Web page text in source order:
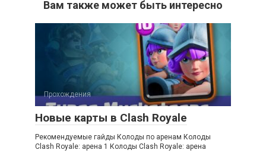
Вам также может быть интересно
Прохождения
Новые карты в Clash Royale
Рекомендуемые гайды Колоды по аренам Колоды
Clash Royale: арена 1 Колоды Clash Royale: арена